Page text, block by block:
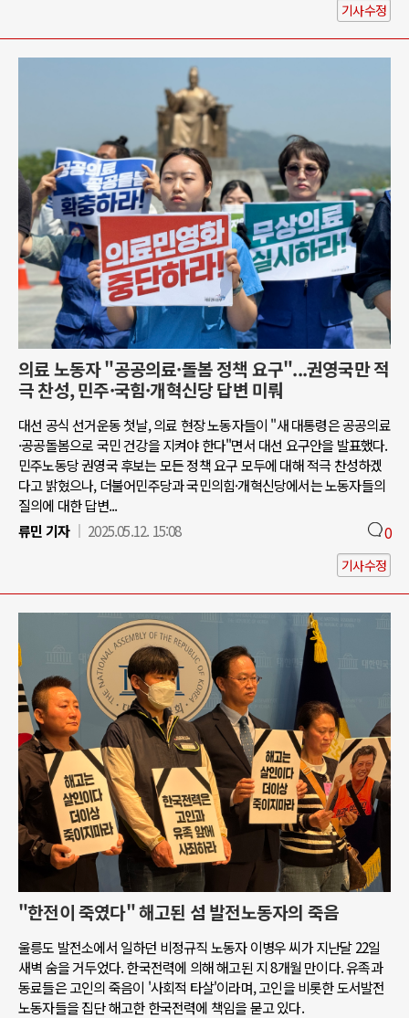
기사수정
의료 노동자 "공공의료·돌봄 정책 요구"...권영국만 적
극 찬성, 민주·국힘·개혁신당 답변 미뤄
대선 공식 선거운동 첫날, 의료 현장 노동자들이 "새 대통령은 공공의료
·공공돌봄으로 국민 건강을 지켜야 한다"면서 대선 요구안을 발표했다.
민주노동당 권영국 후보는 모든 정책 요구 모두에 대해 적극 찬성하겠
다고 밝혔으나, 더불어민주당과 국민의힘·개혁신당에서는 노동자들의
질의에 대한 답변...
류민 기자
2025.05.12. 15:08 0
기사수정
"한전이 죽였다" 해고된 섬 발전노동자의 죽음
울릉도 발전소에서 일하던 비정규직 노동자 이병우 씨가 지난달 22일
새벽 숨을 거두었다. 한국전력에 의해 해고된 지 8개월 만이다. 유족과
동료들은 고인의 죽음이 '사회적 타살'이라며, 고인을 비롯한 도서발전
노동자들을 집단 해고한 한국전력에 책임을 묻고 있다.